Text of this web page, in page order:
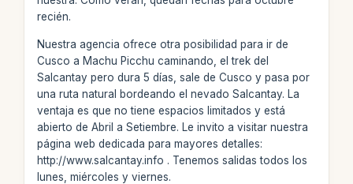
recién.
Nuestra agencia ofrece otra posibilidad para ir de
Cusco a Machu Picchu caminando, el trek del
Salcantay pero dura 5 días, sale de Cusco y pasa por
una ruta natural bordeando el nevado Salcantay. La
ventaja es que no tiene espacios limitados y está
abierto de Abril a Setiembre. Le invito a visitar nuestra
página web dedicada para mayores detalles:
http://www.salcantay.info . Tenemos salidas todos los
lunes, miércoles y viernes.